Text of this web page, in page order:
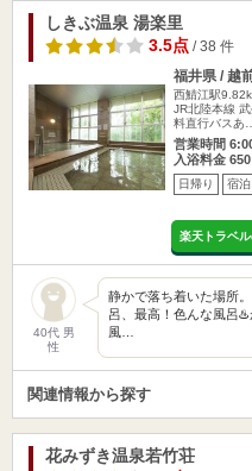
しきぶ温泉 湯楽里
3.5点/ 38 件
福井県 / 越
西鯖江駅
JR北陸本線
料直行バスあ…
営業時間
入浴料金
日帰り 宿泊
楽天トラベ
40代 男
性
静かで落ち着いた場所
呂、最高！色んな風呂
風…
関連情報から探す
花みずき温泉若竹荘